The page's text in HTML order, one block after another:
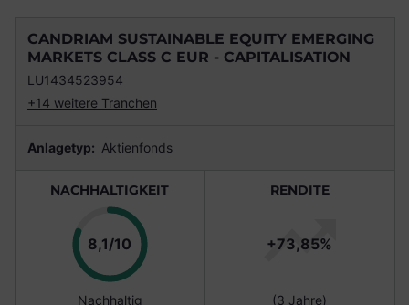
CANDRIAM SUSTAINABLE EQUITY EMERGING
MARKETS CLASS C EUR - CAPITALISATION
LU1434523954
+14 weitere Tranchen
Anlagetyp: Aktienfonds
NACHHALTIGKEIT
8,1/10 Punkte
Nachhaltig
RENDITE
+73,85%
(3 Jahre)